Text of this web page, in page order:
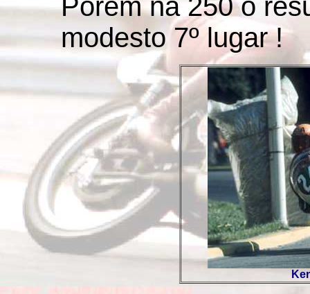
Porém na 250 o
modesto 7º lugar !